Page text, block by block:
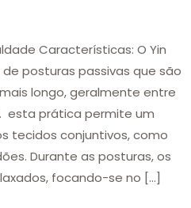
Características: O Yin
posturas passivas que são
longo, geralmente entre
esta prática permite um
tecidos conjuntivos, como
Durante as posturas, os
focando-se no […]